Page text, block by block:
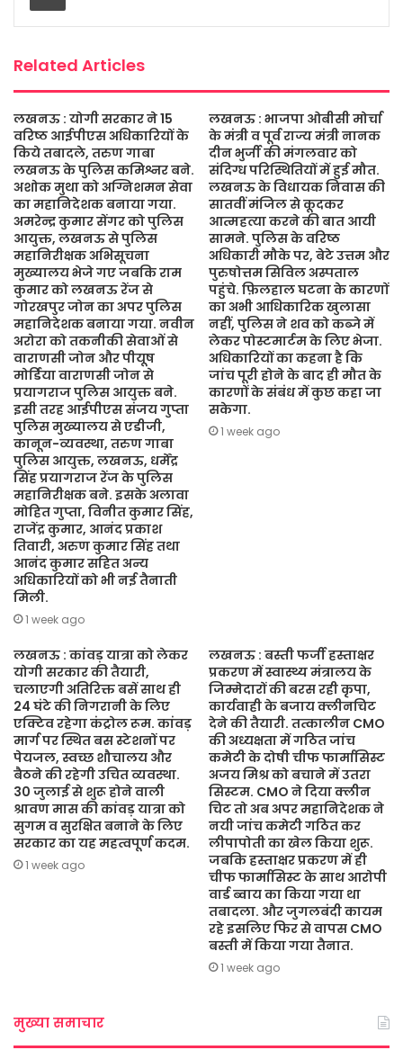
o
Related Articles
लखनऊ : योगी सरकार ने 15
वरिष्ठ आईपीएस अधिकारियों के
किये तबादले, तरुण गाबा
लखनऊ के पुलिस कमिश्नर बने.
अशोक मुथा को अग्निशमन सेवा
का महानिदेशक बनाया गया.
अमरेन्द्र कुमार सेंगर को पुलिस
आयुक्त, लखनऊ से पुलिस
महानिरीक्षक अभिसूचना
मुख्यालय भेजे गए जबकि राम
कुमार को लखनऊ रेंज से
गोरखपुर जोन का अपर पुलिस
महानिदेशक बनाया गया. नवीन
अरोरा को तकनीकी सेवाओं से
वाराणसी जोन और पीयूष
मोर्डिया वाराणसी जोन से
प्रयागराज पुलिस आयुक्त बने.
इसी तरह आईपीएस संजय गुप्ता
पुलिस मुख्यालय से एडीजी,
कानून-व्यवस्था, तरुण गाबा
पुलिस आयुक्त, लखनऊ, धर्मेंद्र
सिंह प्रयागराज रेंज के पुलिस
महानिरीक्षक बने. इसके अलावा
मोहित गुप्ता, विनीत कुमार सिंह,
राजेंद्र कुमार, आनंद प्रकाश
तिवारी, अरुण कुमार सिंह तथा
आनंद कुमार सहित अन्य
अधिकारियों को भी नई तैनाती
मिली.
1 week ago
लखनऊ : भाजपा ओबीसी मोर्चा
के मंत्री व पूर्व राज्य मंत्री नानक
दीन भुर्जी की मंगलवार को
संदिग्ध परिस्थितियों में हुई मौत.
लखनऊ के विधायक निवास की
सातवीं मंजिल से कूदकर
आत्महत्या करने की बात आयी
सामने. पुलिस के वरिष्ठ
अधिकारी मौके पर, बेटे उत्तम और
पुरुषोत्तम सिविल अस्पताल
पहुंचे. फ़िलहाल घटना के कारणों
का अभी आधिकारिक खुलासा
नहीं, पुलिस ने शव को कब्जे में
लेकर पोस्टमार्टम के लिए भेजा.
अधिकारियों का कहना है कि
जांच पूरी होने के बाद ही मौत के
कारणों के संबंध में कुछ कहा जा
सकेगा.
1 week ago
लखनऊ : कांवड़ यात्रा को लेकर
योगी सरकार की तैयारी,
चलाएगी अतिरिक्त बसें साथ ही
24 घंटे की निगरानी के लिए
एक्टिव रहेगा कंट्रोल रूम. कांवड़
मार्ग पर स्थित बस स्टेशनों पर
पेयजल, स्वच्छ शौचालय और
बैठने की रहेगी उचित व्यवस्था.
30 जुलाई से शुरू होने वाली
श्रावण मास की कांवड़ यात्रा को
सुगम व सुरक्षित बनाने के लिए
सरकार का यह महत्वपूर्ण कदम.
1 week ago
लखनऊ : बस्ती फर्जी हस्ताक्षर
प्रकरण में स्वास्थ्य मंत्रालय के
जिम्मेदारों की बरस रही कृपा,
कार्यवाही के बजाय क्लीनचिट
देने की तैयारी. तत्कालीन CMO
की अध्यक्षता में गठित जांच
कमेटी के दोषी चीफ फार्मासिस्ट
अजय मिश्र को बचाने में उतरा
सिस्टम. CMO ने दिया क्लीन
चिट तो अब अपर महानिदेशक ने
नयी जांच कमेटी गठित कर
लीपापोती का खेल किया शुरू.
जबकि हस्ताक्षर प्रकरण में ही
चीफ फार्मासिस्ट के साथ आरोपी
वार्ड ब्वाय का किया गया था
तबादला. और जुगलबंदी कायम
रहे इसलिए फिर से वापस CMO
बस्ती में किया गया तैनात.
1 week ago
मुख्या समाचार